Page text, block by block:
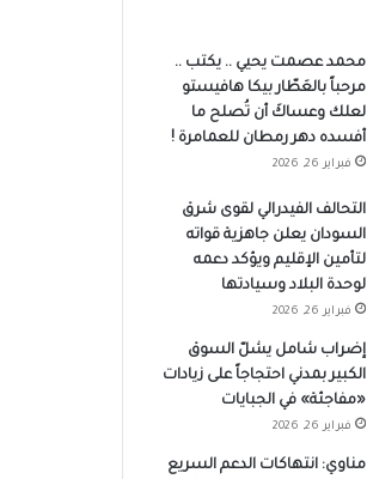
محمد عصمت يحيي .. يكتب ..
مرحباً بالعَطّار بيكا هافيستو
لعلك وعساكَ أن تُصلح ما
أفسده دهر رمطان للعمامرة !
فبراير 26, 2026
التحالف الفيدرالي لقوى شرق
السودان يعلن جاهزية قواته
لتأمين الإقليم ويؤكد دعمه
لوحدة البلاد وسيادتها
فبراير 26, 2026
إضراب شامل يشلّ السوق
الكبير بمدني احتجاجاً على زيادات
«مفاجئة» في الجبايات
فبراير 26, 2026
مناوي: انتهاكات الدعم السريع